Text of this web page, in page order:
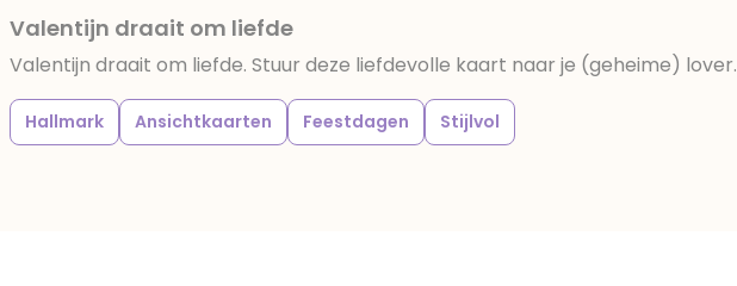
Valentijn draait om liefde
Valentijn draait om liefde. Stuur deze liefdevolle kaart naar je (geheime) lover.
Hallmark Ansichtkaarten Feestdagen Stijlvol